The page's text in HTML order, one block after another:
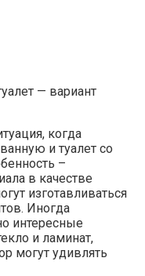
— вариант
когда
и туалет со
–
в качестве
изготавливаться
Иногда
интересные
и ламинат,
могут удивлять